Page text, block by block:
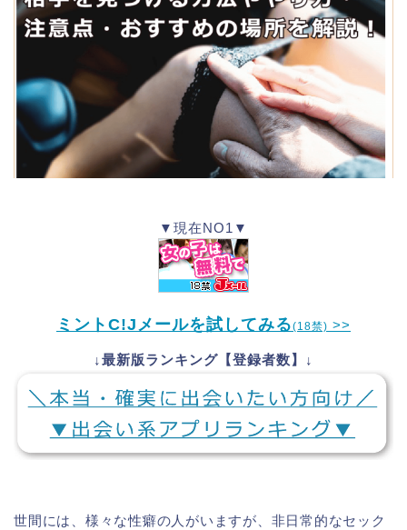
▼現在NO1▼
ミントC!Jメールを試してみる(18禁) >>
↓最新版ランキング【登録者数】↓
世間には、様々な性癖の人がいますが、非日常的なセック